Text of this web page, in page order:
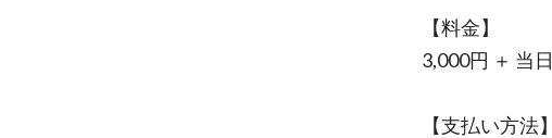
【料金】
3,000円 ＋ 当
【支払い方法】